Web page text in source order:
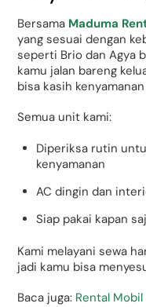
Bersama Maduma
yang sesuai dengan
seperti Brio dan Agya
kamu jalan bareng
bisa kasih
Semua unit kami:
Diperiksa rutin
kenyamanan
AC dingin dan
Siap pakai kapan
Kami melayani sewa
jadi kamu bisa
Baca juga: Rental